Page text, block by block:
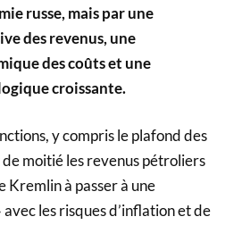
russe, mais par une
des revenus, une
des coûts et une
croissante.
y compris le plafond des
moitié les revenus pétroliers
Kremlin à passer à une
les risques d’inflation et de